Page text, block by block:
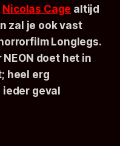
Nicolas Cage altijd
zal je ook vast
Longlegs.
doet het in
heel erg
ieder geval